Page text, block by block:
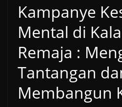
Kampanye
Mental di
Remaja :
Tantangan
Membangun